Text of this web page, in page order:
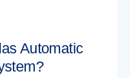
Automatic